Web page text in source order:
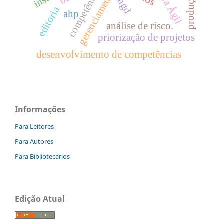
competências
ahp
priorização de projetos
desenvolvimento de competências
análise de risco.
editoria
Informações
Para Leitores
Para Autores
Para Bibliotecários
Edição Atual